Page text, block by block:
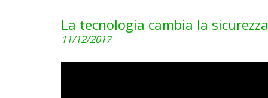
La tecnologia cambia la
11/12/2017